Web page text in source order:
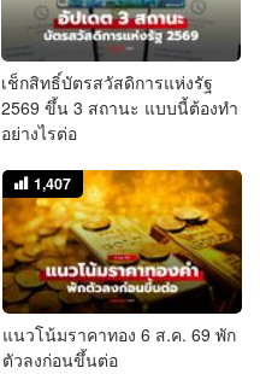
เช็กสิทธิ์บัตรสวัสดิการแห่งรัฐ
2569 ขึ้น 3 สถานะ แบบนี้ต้องทำ
อย่างไรต่อ
1,407
แนวโน้มราคาทอง 6 ส.ค. 69 พัก
ตัวลงก่อนขึ้นต่อ